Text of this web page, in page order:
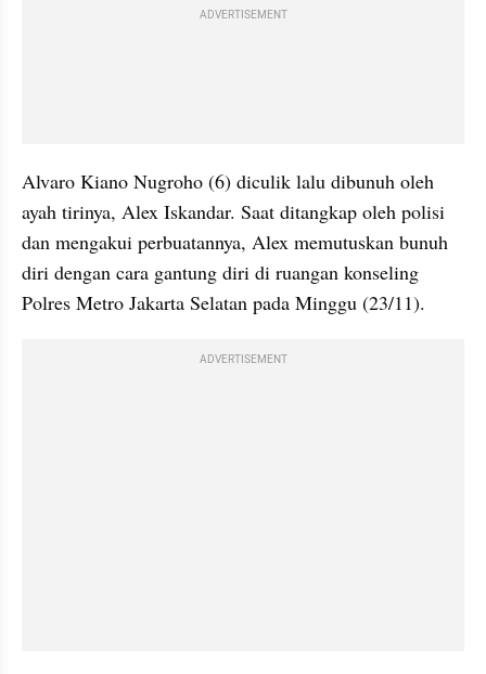
ADVERTISEMENT
Alvaro Kiano Nugroho (6) diculik lalu dibunuh oleh
ayah tirinya, Alex Iskandar. Saat ditangkap oleh polisi
dan mengakui perbuatannya, Alex memutuskan bunuh
diri dengan cara gantung diri di ruangan konseling
Polres Metro Jakarta Selatan pada Minggu (23/11).
ADVERTISEMENT